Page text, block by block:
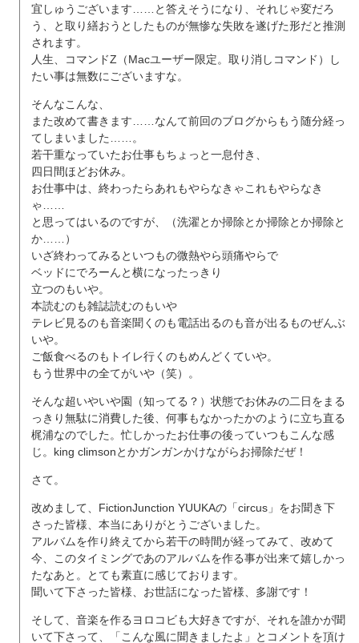
宜しゅうございます……と答えそうになり、それじゃ変だろ
う、と取り繕おうとしたものが無惨な失敗を遂げた形だと推測
されます。
人生、コマンドZ（Macユーザー限定。取り消しコマンド）し
たい事は無数にございますな。
そんなこんな、
また改めて書きます……なんて前回のブログからもう随分経っ
てしまいました……。
若干重なっていたお仕事もちょっと一息付き、
四日間ほどお休み。
お仕事中は、終わったらあれもやらなきゃこれもやらなき
ゃ……
と思ってはいるのですが、（洗濯とか掃除とか掃除とか掃除と
か……）
いざ終わってみるといつもの微熱やら頭痛やらで
ベッドにでろーんと横になったっきり
立つのもいや。
本読むのも雑誌読むのもいや
テレビ見るのも音楽聞くのも電話出るのも音が出るものぜんぶ
いや。
ご飯食べるのもトイレ行くのもめんどくていや。
もう世界中の全てがいや（笑）。
そんな超いやいや園（知ってる？）状態でお休みの二日をまる
っきり無駄に消費した後、何事もなかったかのように立ち直る
梶浦なのでした。忙しかったお仕事の後っていつもこんな感
じ。king climsonとかガンガンかけながらお掃除だぜ！
さて。
改めまして、FictionJunction YUUKAの「circus」をお聞き下
さった皆様、本当にありがとうございました。
アルバムを作り終えてから若干の時間が経ってみて、改めて
今、このタイミングであのアルバムを作る事が出来て嬉しかっ
たなあと。とても素直に感じております。
聞いて下さった皆様、お世話になった皆様、多謝です！
そして、音楽を作るヨロコビも大好きですが、それを誰かが聞
いて下さって、「こんな風に聞きましたよ」とコメントを頂け